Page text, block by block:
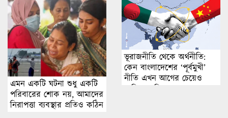
এমন একটি ঘটনা শুধু একটি
পরিবারের শোক নয়, আমাদের
নিরাপত্তা ব্যবস্থার প্রতিও কঠিন
ভূরাজনীতি থেকে অর্থনীতি:
কেন বাংলাদেশের ‘পূর্বমুখী’
নীতি এখন আগের চেয়েও
বেশি জরুরি